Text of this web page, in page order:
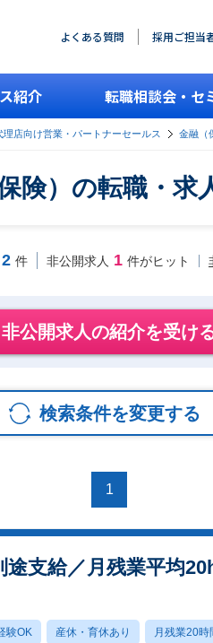
よくある質問 採用ご担当
紹介 転職相談会・セ
理店向け営業・パートナーセールス 金融（
険）の転職・求
2 件 非公開求人 1 件がヒット
非公開求人の紹介を受け
検索条件を変更する
1
支給／月残業平均
験OK 産休・育休あり 月残業20時